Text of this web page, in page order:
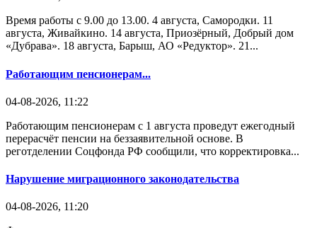
Время работы с 9.00 до 13.00. 4 августа, Самородки. 11
августа, Живайкино. 14 августа, Приозёрный, Добрый дом
«Дубрава». 18 августа, Барыш, АО «Редуктор». 21...
Работающим пенсионерам...
04-08-2026, 11:22
Работающим пенсионерам с 1 августа проведут ежегодный
перерасчёт пенсии на беззаявительной основе. В
реготделении Соцфонда РФ сообщили, что корректировка...
Нарушение миграционного законодательства
04-08-2026, 11:20